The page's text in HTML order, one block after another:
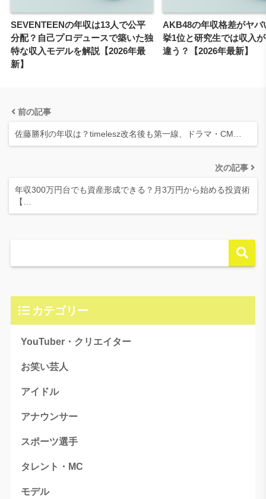
SEVENTEENの年収は13人で公平
分配？自己プロデュースで築いた独
特な収入モデルを解説【2026年最
新】
AKB48の年収格差がヤバ
挙1位と研究生では収入
違う？【2026年最新】
前の記事
佐藤勝利の年収は？timelesz改名後も第一線、ドラマ・CM…
次の記事
年収300万円台でも資産形成できる？月3万円から始める投資術
【…
カテゴリー
YouTuber・クリエイター
お笑い芸人
アイドル
アナウンサー
スポーツ選手
タレント・MC
モデル